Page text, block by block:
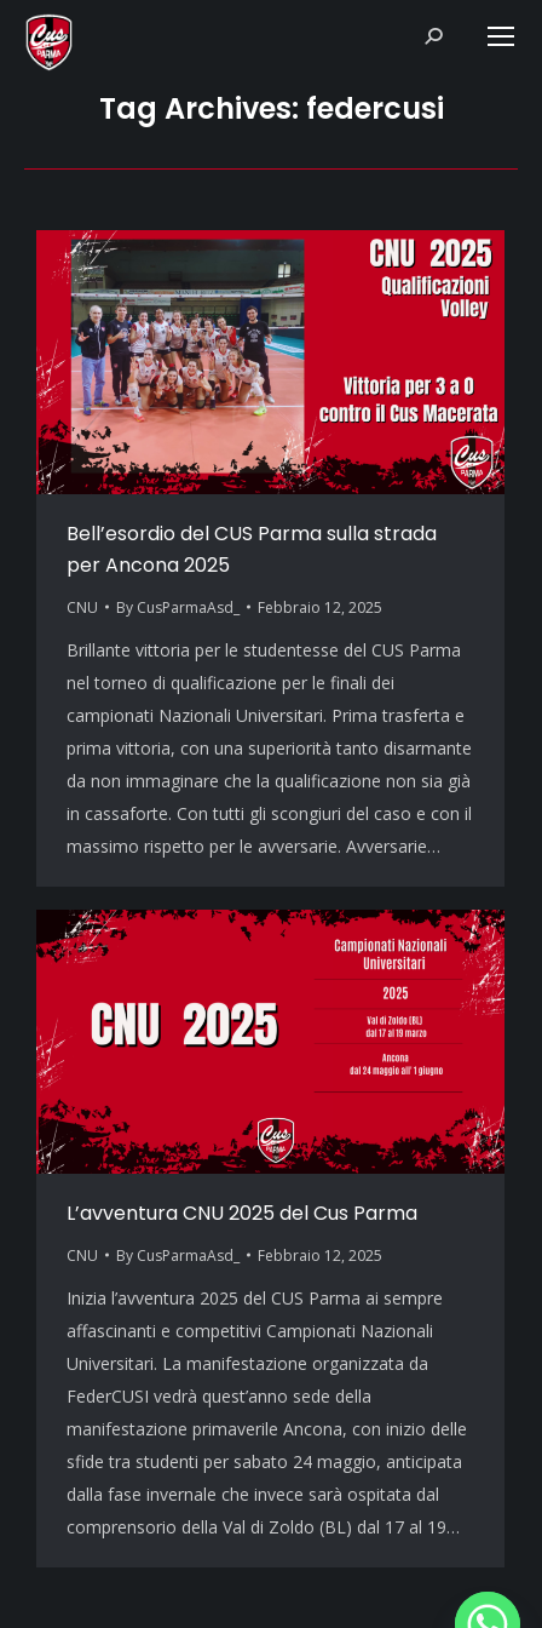
Search:
Tag Archives: federcusi
Bell’esordio del CUS Parma sulla strada
per Ancona 2025
CNU By CusParmaAsd_ Febbraio 12, 2025
Brillante vittoria per le studentesse del CUS Parma
nel torneo di qualificazione per le finali dei
campionati Nazionali Universitari. Prima trasferta e
prima vittoria, con una superiorità tanto disarmante
da non immaginare che la qualificazione non sia già
in cassaforte. Con tutti gli scongiuri del caso e con il
massimo rispetto per le avversarie. Avversarie…
L’avventura CNU 2025 del Cus Parma
CNU By CusParmaAsd_ Febbraio 12, 2025
Inizia l’avventura 2025 del CUS Parma ai sempre
affascinanti e competitivi Campionati Nazionali
Universitari. La manifestazione organizzata da
FederCUSI vedrà quest’anno sede della
manifestazione primaverile Ancona, con inizio delle
sfide tra studenti per sabato 24 maggio, anticipata
dalla fase invernale che invece sarà ospitata dal
comprensorio della Val di Zoldo (BL) dal 17 al 19…